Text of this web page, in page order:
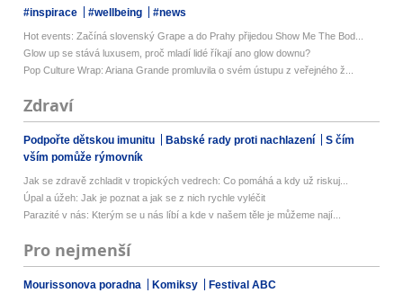
#inspirace #wellbeing #news
Hot events: Začíná slovenský Grape a do Prahy přijedou Show Me The Bod...
Glow up se stává luxusem, proč mladí lidé říkají ano glow downu?
Pop Culture Wrap: Ariana Grande promluvila o svém ústupu z veřejného ž...
Zdraví
Podpořte dětskou imunitu Babské rady proti nachlazení
S čím
vším pomůže rýmovník
Jak se zdravě zchladit v tropických vedrech: Co pomáhá a kdy už riskuj...
Úpal a úžeh: Jak je poznat a jak se z nich rychle vyléčit
Parazité v nás: Kterým se u nás líbí a kde v našem těle je můžeme nají...
Pro nejmenší
Mourissonova poradna Komiksy Festival ABC